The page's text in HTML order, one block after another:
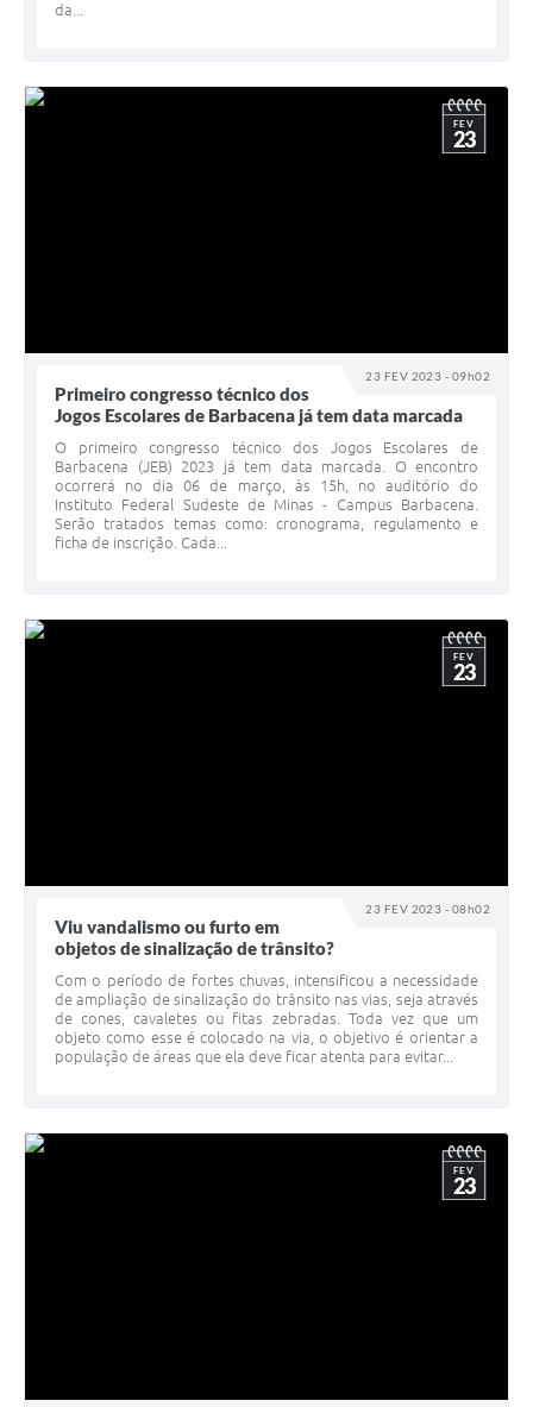
da...
23 FEV 2023 - 09h02
FEV
23
Primeiro congresso técnico dos
Jogos Escolares de Barbacena já tem data marcada
O primeiro congresso técnico dos Jogos Escolares de
Barbacena (JEB) 2023 já tem data marcada. O encontro
ocorrerá no dia 06 de março, às 15h, no auditório do
Instituto Federal Sudeste de Minas - Campus Barbacena.
Serão tratados temas como: cronograma, regulamento e
ficha de inscrição. Cada...
23 FEV 2023 - 08h02
FEV
23
Viu vandalismo ou furto em
objetos de sinalização de trânsito?
Com o período de fortes chuvas, intensificou a necessidade
de ampliação de sinalização do trânsito nas vias, seja através
de cones, cavaletes ou fitas zebradas. Toda vez que um
objeto como esse é colocado na via, o objetivo é orientar a
população de áreas que ela deve ficar atenta para evitar...
FEV
23